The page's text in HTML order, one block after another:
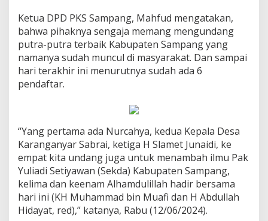
Ketua DPD PKS Sampang, Mahfud mengatakan,
bahwa pihaknya sengaja memang mengundang
putra-putra terbaik Kabupaten Sampang yang
namanya sudah muncul di masyarakat. Dan sampai
hari terakhir ini menurutnya sudah ada 6
pendaftar.
“Yang pertama ada Nurcahya, kedua Kepala Desa
Karanganyar Sabrai, ketiga H Slamet Junaidi, ke
empat kita undang juga untuk menambah ilmu Pak
Yuliadi Setiyawan (Sekda) Kabupaten Sampang,
kelima dan keenam Alhamdulillah hadir bersama
hari ini (KH Muhammad bin Muafi dan H Abdullah
Hidayat, red),” katanya, Rabu (12/06/2024).